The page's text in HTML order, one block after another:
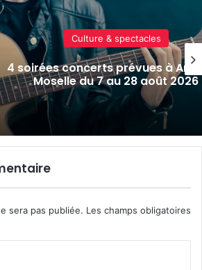
Culture & spectacles
Metz : J-1 avant le cinéma plein
Plan d’Eau
sera pas publiée. Les champs obligatoires